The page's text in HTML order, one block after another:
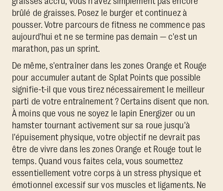
brûlé de graisses. Posez le burger et continuez à
pousser. Votre parcours de fitness ne commence pas
aujourd'hui et ne se termine pas demain — c'est un
marathon, pas un sprint.
De même, s'entraîner dans les zones Orange et Rouge
pour accumuler autant de Splat Points que possible
signifie-t-il que vous tirez nécessairement le meilleur
parti de votre entraînement ? Certains disent que non.
À moins que vous ne soyez le lapin Energizer ou un
hamster tournant activement sur sa roue jusqu'à
l'épuisement physique, votre objectif ne devrait pas
être de vivre dans les zones Orange et Rouge tout le
temps. Quand vous faites cela, vous soumettez
essentiellement votre corps à un stress physique et
émotionnel excessif sur vos muscles et ligaments. Ne